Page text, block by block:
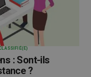
: Sont-ils
?